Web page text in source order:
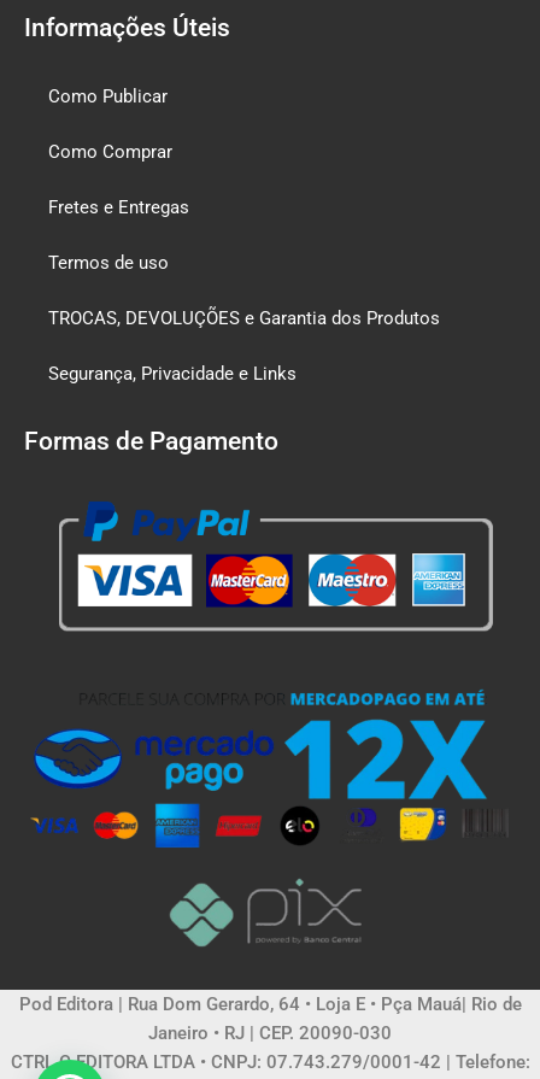
Informações Úteis
Como Publicar
Como Comprar
Fretes e Entregas
Termos de uso
TROCAS, DEVOLUÇÕES e Garantia dos Produtos
Segurança, Privacidade e Links
Formas de Pagamento
Pod Editora | Rua Dom Gerardo, 64 • Loja E • Pça Mauá| Rio de
Janeiro • RJ | CEP. 20090-030
CTRL C EDITORA LTDA • CNPJ: 07.743.279/0001-42 | Telefone: